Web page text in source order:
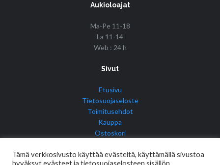
Aukioloajat
Ma-Pe 11-18
La 11-14
Web : 24 h
Sivut
Etusivu
Tietosuojaseloste
Toimitusehdot
Kauppa
Ostoskori
Tämä verkkosivusto käyttää evästeitä, käyttämällä sivustoa
hyväksyt evästeet ja tietosuojaselosteen sisällön.